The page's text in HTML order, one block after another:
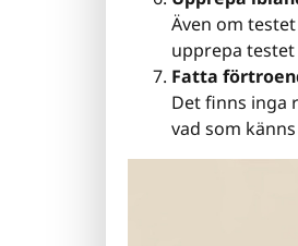
Även om
upprepa
Fatta
Det finns inga
vad som